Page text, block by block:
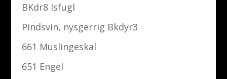
BKdr8 Isfugl
Pindsvin, nysgerrig Bkdyr3
661 Muslingeskal
651 Engel